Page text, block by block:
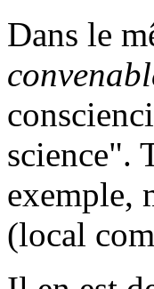
Dans le
science".
exemple,
(local